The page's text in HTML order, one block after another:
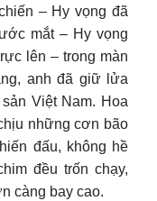
– Hy vọng đã
mắt – Hy vọng
lên – trong màn
anh đã giữ lửa
Việt Nam. Hoa
những cơn bão
đấu, không hề
đều trốn chạy,
càng bay cao.